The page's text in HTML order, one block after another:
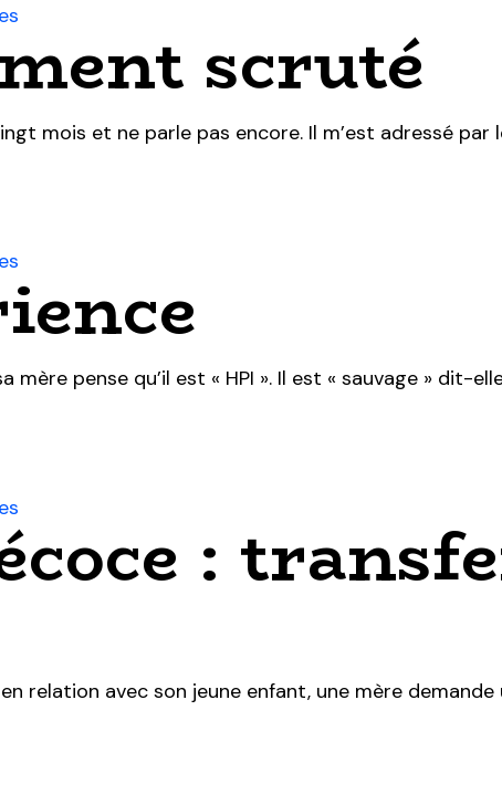
scruté
mois et ne parle pas encore. Il m’est adressé par
pense qu’il est « HPI ». Il est « sauvage » dit-
:
relation avec son jeune enfant, une mère